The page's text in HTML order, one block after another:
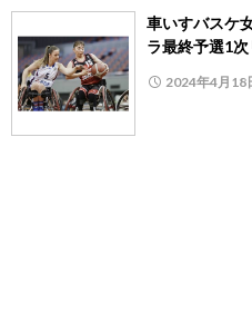
車いすバスケ
ラ最終予選1
2024年4月18